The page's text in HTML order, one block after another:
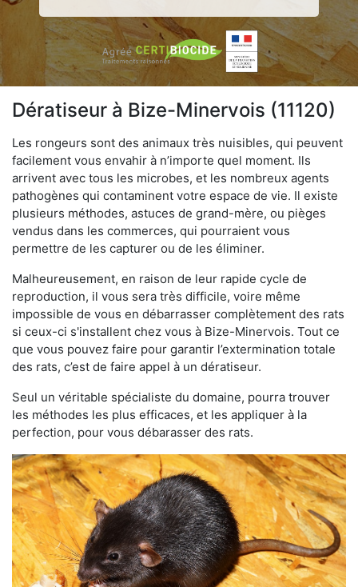
Dératiseur à Bize-Minervois (11120)
Les rongeurs sont des animaux très nuisibles, qui peuvent
facilement vous envahir à n’importe quel moment. Ils
arrivent avec tous les microbes, et les nombreux agents
pathogènes qui contaminent votre espace de vie. Il existe
plusieurs méthodes, astuces de grand-mère, ou pièges
vendus dans les commerces, qui pourraient vous
permettre de les capturer ou de les éliminer.
Malheureusement, en raison de leur rapide cycle de
reproduction, il vous sera très difficile, voire même
impossible de vous en débarrasser complètement des rats
si ceux-ci s'installent chez vous à Bize-Minervois. Tout ce
que vous pouvez faire pour garantir l’extermination totale
des rats, c’est de faire appel à un dératiseur.
Seul un véritable spécialiste du domaine, pourra trouver
les méthodes les plus efficaces, et les appliquer à la
perfection, pour vous débarasser des rats.